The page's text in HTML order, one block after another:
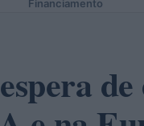
Financiamento
de